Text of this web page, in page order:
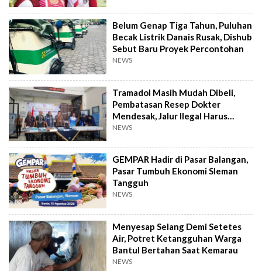
Belum Genap Tiga Tahun, Puluhan
Becak Listrik Danais Rusak, Dishub
Sebut Baru Proyek Percontohan
NEWS
Tramadol Masih Mudah Dibeli,
Pembatasan Resep Dokter
Mendesak, Jalur Ilegal Harus
Distop
NEWS
GEMPAR Hadir di Pasar Balangan,
Pasar Tumbuh Ekonomi Sleman
Tangguh
NEWS
Menyesap Selang Demi Setetes
Air, Potret Ketangguhan Warga
Bantul Bertahan Saat Kemarau
NEWS